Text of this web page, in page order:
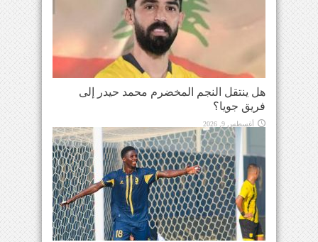
هل ينتقل النجم المخضرم محمد حيدر إلى
فريق جويا؟
أغسطس 9, 2026